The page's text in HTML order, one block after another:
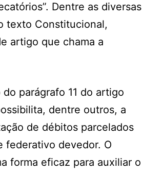
Dentre as diversas
texto Constitucional,
artigo que chama a
parágrafo 11 do artigo
dentre outros, a
de débitos parcelados
federativo devedor. O
forma eficaz para auxiliar o